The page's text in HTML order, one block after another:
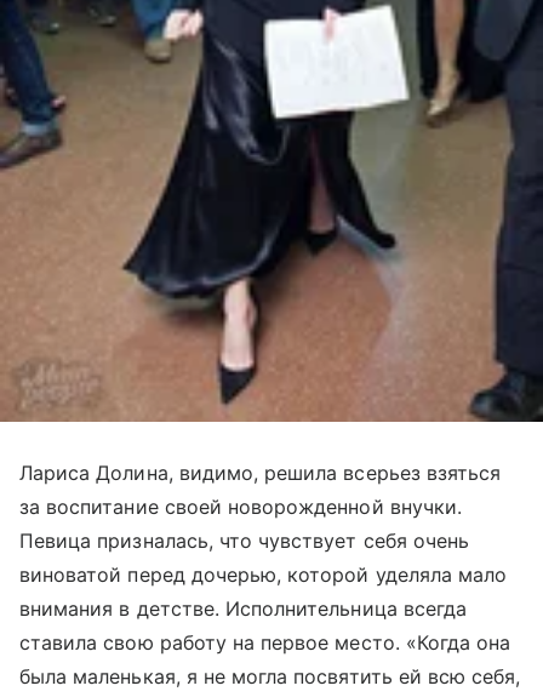
Лариса Долина, видимо, решила всерьез взяться
за воспитание своей новорожденной внучки.
Певица призналась, что чувствует себя очень
виноватой перед дочерью, которой уделяла мало
внимания в детстве. Исполнительница всегда
ставила свою работу на первое место. «Когда она
была маленькая, я не могла посвятить ей всю себя,